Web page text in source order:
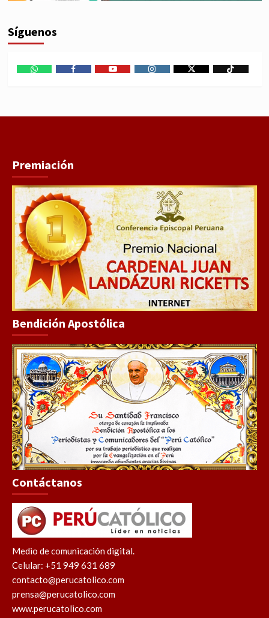
Síguenos
Premiación
Bendición Apostólica
Contáctanos
Medio de comunicación digital.
Celular: +51 949 631 689
contacto@perucatolico.com
prensa@perucatolico.com
www.perucatolico.com